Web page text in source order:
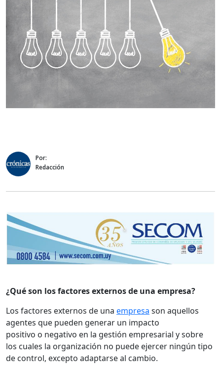
Por:
Redacción
¿Qué son los factores externos de una empresa?
Los factores externos de una empresa son aquellos
agentes que pueden generar un impacto
positivo o negativo en la gestión empresarial y sobre
los cuales la organización no puede ejercer ningún tipo
de control, excepto adaptarse al cambio.